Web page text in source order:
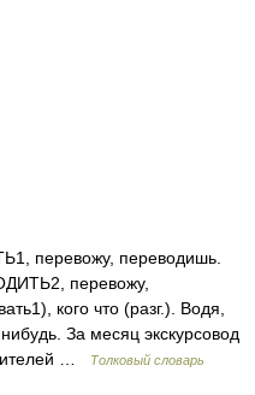
перевожу, переводишь.
перевожу,
кого что (разг.). Водя,
За месяц экскурсовод
…
Толковый словарь